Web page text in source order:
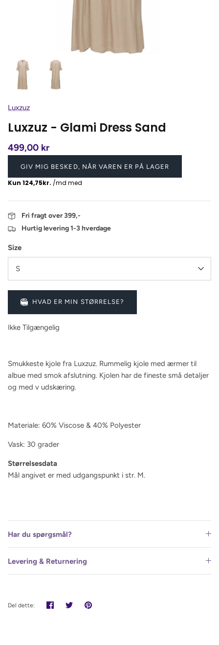
Luxzuz
Luxzuz - Glami Dress Sand
499,00 kr
GIV MIG BESKED, NÅR VAREN ER PÅ LAGER
Fri fragt over 399,-
Hurtig levering 1-3 hverdage
Size
S
HVAD ER MIN STØRRELSE?
Ikke Tilgængelig
Smukkeste kjole fra Luxzuz. Rummelig kjole med ærmer til
albue med smok afslutning. Kjolen har de fineste små detaljer
og med v udskæring.
Materiale: 60% Viscose & 40% Polyester
Vask: 30 grader
Størrelsesdata
Mål angivet er med udgangspunkt i str. M.
Har du spørgsmål?
Levering & Returnering
Del dette: Del TweetPin